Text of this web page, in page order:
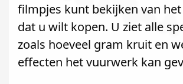
filmpjes kunt bekijken van
dat u wilt kopen. U ziet alle
zoals hoeveel gram kruit en
effecten het vuurwerk kan